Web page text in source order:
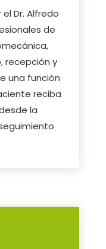
Dr. Alfredo
de
recepción y
una función
reciba
la